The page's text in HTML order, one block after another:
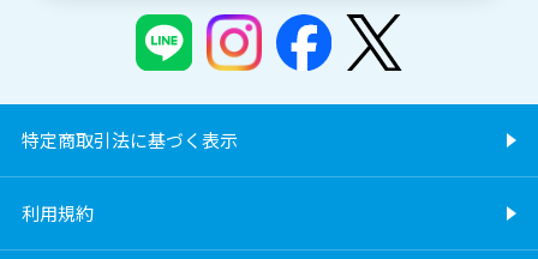
特定商取引法に基づく表示
利用規約